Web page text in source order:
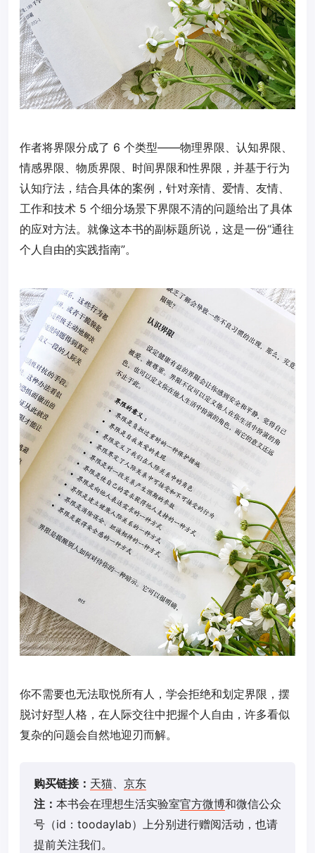
作者将界限分成了 6 个类型——物理界限、认知界限、
情感界限、物质界限、时间界限和性界限，并基于行为
认知疗法，结合具体的案例，针对亲情、爱情、友情、
工作和技术 5 个细分场景下界限不清的问题给出了具体
的应对方法。就像这本书的副标题所说，这是一份“通往
个人自由的实践指南”。
你不需要也无法取悦所有人，学会拒绝和划定界限，摆
脱讨好型人格，在人际交往中把握个人自由，许多看似
复杂的问题会自然地迎刃而解。
购买链接： 天猫、 京东
注： 本书会在理想生活实验室官方微博和微信公众
号（id：toodaylab）上分别进行赠阅活动，也请
提前关注我们。